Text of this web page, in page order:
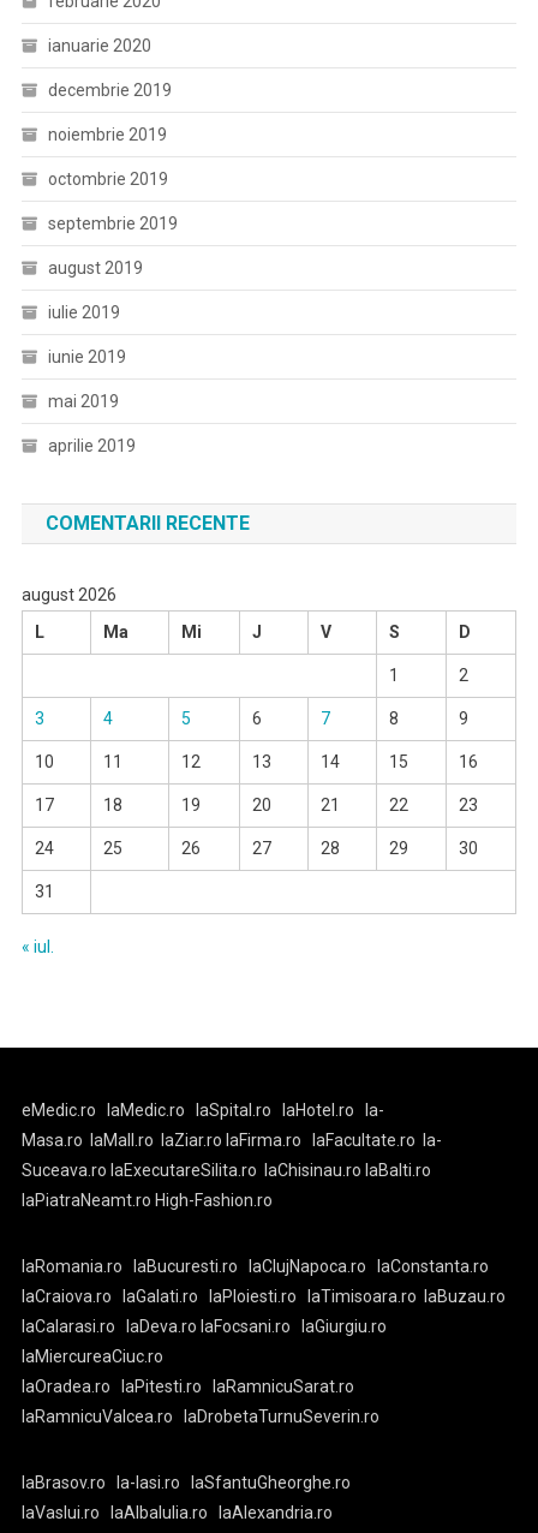
ianuarie 2020
decembrie 2019
noiembrie 2019
octombrie 2019
septembrie 2019
august 2019
iulie 2019
iunie 2019
mai 2019
aprilie 2019
COMENTARII RECENTE
august 2026
L
Ma Mi J V S D
1 2
3 4 5 6 7 8 9
10 11 12 13 14 15 16
17 18 19 20 21 22 23
24 25 26 27 28 29 30
31
« iul.
eMedic.ro laMedic.ro laSpital.ro laHotel.ro
la-
Masa.ro
laMall.ro laZiar.ro laFirma.ro laFacultate.ro
la-
Suceava.ro laExecutareSilita.ro laChisinau.ro laBalti.ro
laPiatraNeamt.ro High-Fashion.ro
laRomania.ro laBucuresti.ro laClujNapoca.ro
laConstanta.ro
laCraiova.ro
laGalati.ro laPloiesti.ro laTimisoara.ro
laBuzau.ro
laCalarasi.ro
laDeva.ro laFocsani.ro
laGiurgiu.ro
laMiercureaCiuc.ro
laOradea.ro
laPitesti.ro
laRamnicuSarat.ro
laRamnicuValcea.ro
laDrobetaTurnuSeverin.ro
laBrasov.ro la-Iasi.ro
laSfantuGheorghe.ro
laVaslui.ro
laAlbaIulia.ro laAlexandria.ro